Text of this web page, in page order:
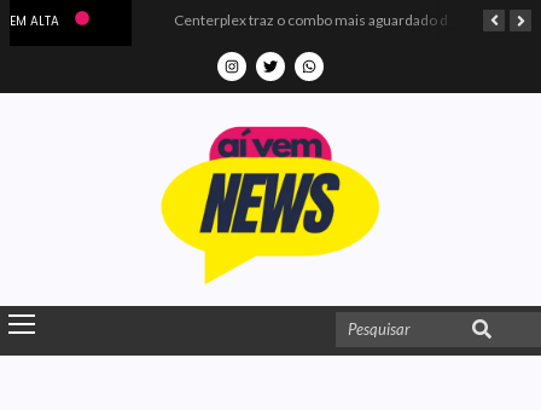
EM ALTA Centerplex traz o combo mais aguardado dos oceanos para estreia de Moana